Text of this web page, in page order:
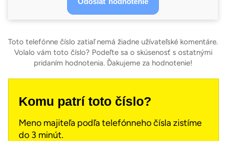
Toto telefónne číslo zatiaľ nemá žiadne užívateľské komentáre.
Volalo vám toto číslo? Podeľte sa o skúsenosť s ostatnými
pridaním hodnotenia. Ďakujeme za hodnotenie!
Komu patrí toto číslo?
Meno majiteľa podľa telefónneho čísla zistíme
do 3 minút.